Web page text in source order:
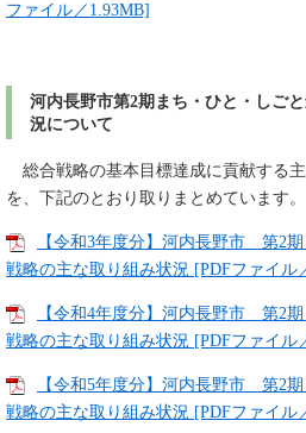
ファイル／1.93MB]
河内長野市第2期まち・ひと・しご
況について
総合戦略の基本目標達成に貢献する
を、下記のとおり取りまとめています。
【令和3年度分】河内長野市 第2
戦略の主な取り組み状況 [PDFファイル
【令和4年度分】河内長野市 第2
戦略の主な取り組み状況 [PDFファイル
【令和5年度分】河内長野市 第2
戦略の主な取り組み状況 [PDFファイル